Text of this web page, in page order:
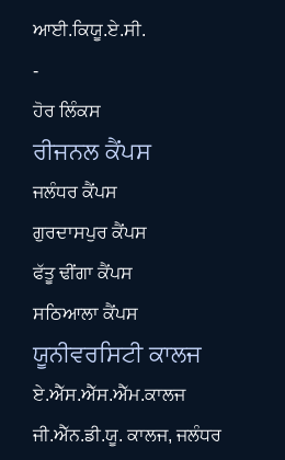
ਆਈ.ਕਿਯੂ.ਏ.ਸੀ.
-
ਹੋਰ ਲਿੰਕਸ
ਰੀਜਨਲ ਕੈਂਪਸ
ਜਲੰਧਰ ਕੈਂਪਸ
ਗੁਰਦਾਸਪੁਰ ਕੈਂਪਸ
ਫੱਤੂ ਢੀਂਗਾ ਕੈਂਪਸ
ਸਠਿਆਲਾ ਕੈਂਪਸ
ਯੂਨੀਵਰਸਿਟੀ ਕਾਲਜ
ਏ.ਐੱਸ.ਐੱਸ.ਐੱਮ.ਕਾਲਜ
ਜੀ.ਐੱਨ.ਡੀ.ਯੂ. ਕਾਲਜ, ਜਲੰਧਰ